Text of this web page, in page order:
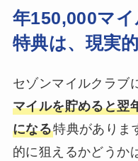
年150,000マ
特典は、現実
セゾンマイルクラブ
マイルを貯めると翌
になる特典がありま
的に狙えるかどうか